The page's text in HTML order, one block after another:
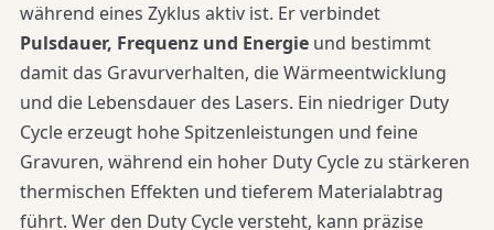
während eines Zyklus aktiv ist. Er verbindet
Pulsdauer, Frequenz und Energie und bestimmt
damit das Gravurverhalten, die Wärmeentwicklung
und die Lebensdauer des Lasers. Ein niedriger Duty
Cycle erzeugt hohe Spitzenleistungen und feine
Gravuren, während ein hoher Duty Cycle zu stärkeren
thermischen Effekten und tieferem Materialabtrag
führt. Wer den Duty Cycle versteht, kann präzise